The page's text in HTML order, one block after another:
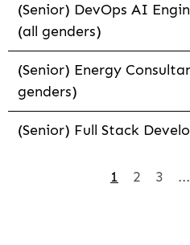
(Senior) DevOps AI
(all genders)
(Senior) Energy
genders)
(Senior) Full Stack
1 2 3 ...